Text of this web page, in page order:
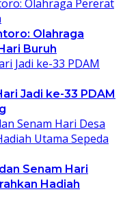
Olahraga
Buruh
Jadi ke-33 PDAM
Senam Hari
Hadiah